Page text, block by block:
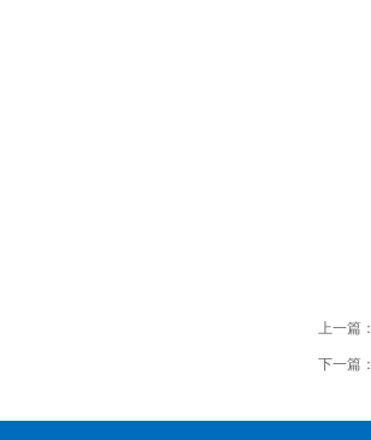
上一篇：
下一篇：